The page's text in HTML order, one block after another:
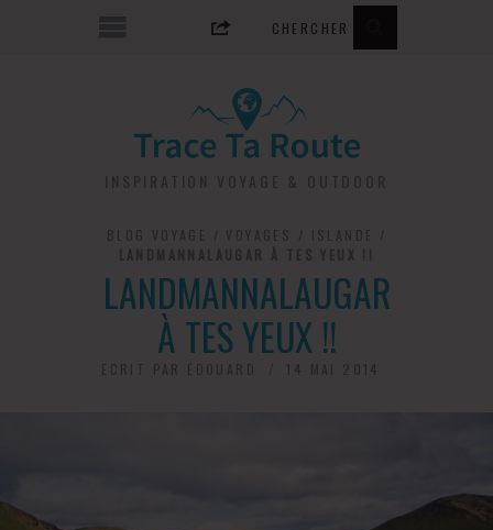
LANDMANNALAUGAR
À TES YEUX !!